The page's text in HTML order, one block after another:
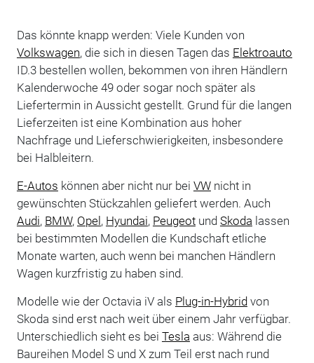
Das könnte knapp werden: Viele Kunden von
Volkswagen, die sich in diesen Tagen das Elektroauto
ID.3 bestellen wollen, bekommen von ihren Händlern
Kalenderwoche 49 oder sogar noch später als
Liefertermin in Aussicht gestellt. Grund für die langen
Lieferzeiten ist eine Kombination aus hoher
Nachfrage und Lieferschwierigkeiten, insbesondere
bei Halbleitern.
E-Autos können aber nicht nur bei VWnicht in
gewünschten Stückzahlen geliefert werden. Auch
Audi, BMW, Opel, Hyundai, Peugeotund Skoda lassen
bei bestimmten Modellen die Kundschaft etliche
Monate warten, auch wenn bei manchen Händlern
Wagen kurzfristig zu haben sind.
Modelle wie der Octavia iV als Plug-in-Hybridvon
Skoda sind erst nach weit über einem Jahr verfügbar.
Unterschiedlich sieht es bei Tesla aus: Während die
Baureihen Model S und X zum Teil erst nach rund